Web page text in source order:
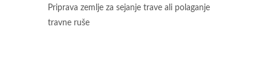
Priprava zemlje za sejanje trave ali polaganje
travne ruše